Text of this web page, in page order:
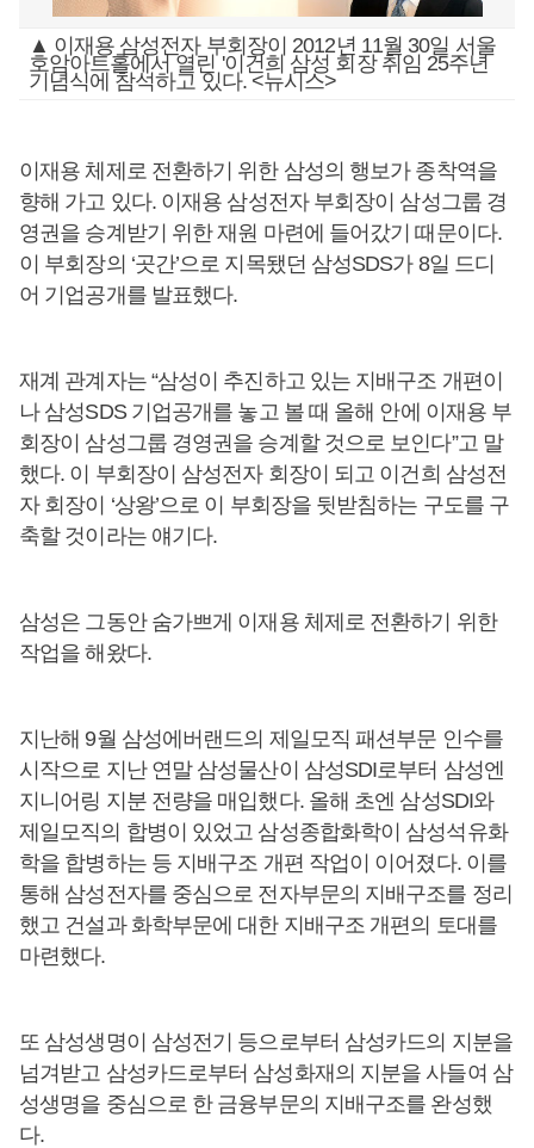
▲ 이재용 삼성전자 부회장이 2012년 11월 30일 서울
호암아트홀에서 열린 '이건희 삼성 회장 취임 25주년
기념식에 참석하고 있다. <뉴시스>
이재용 체제로 전환하기 위한 삼성의 행보가 종착역을
향해 가고 있다. 이재용 삼성전자 부회장이 삼성그룹 경
영권을 승계받기 위한 재원 마련에 들어갔기 때문이다.
이 부회장의 ‘곳간’으로 지목됐던 삼성SDS가 8일 드디
어 기업공개를 발표했다.
재계 관계자는 “삼성이 추진하고 있는 지배구조 개편이
나 삼성SDS 기업공개를 놓고 볼 때 올해 안에 이재용 부
회장이 삼성그룹 경영권을 승계할 것으로 보인다”고 말
했다. 이 부회장이 삼성전자 회장이 되고 이건희 삼성전
자 회장이 ‘상왕’으로 이 부회장을 뒷받침하는 구도를 구
축할 것이라는 얘기다.
삼성은 그동안 숨가쁘게 이재용 체제로 전환하기 위한
작업을 해왔다.
지난해 9월 삼성에버랜드의 제일모직 패션부문 인수를
시작으로 지난 연말 삼성물산이 삼성SDI로부터 삼성엔
지니어링 지분 전량을 매입했다. 올해 초엔 삼성SDI와
제일모직의 합병이 있었고 삼성종합화학이 삼성석유화
학을 합병하는 등 지배구조 개편 작업이 이어졌다. 이를
통해 삼성전자를 중심으로 전자부문의 지배구조를 정리
했고 건설과 화학부문에 대한 지배구조 개편의 토대를
마련했다.
또 삼성생명이 삼성전기 등으로부터 삼성카드의 지분을
넘겨받고 삼성카드로부터 삼성화재의 지분을 사들여 삼
성생명을 중심으로 한 금융부문의 지배구조를 완성했
다.